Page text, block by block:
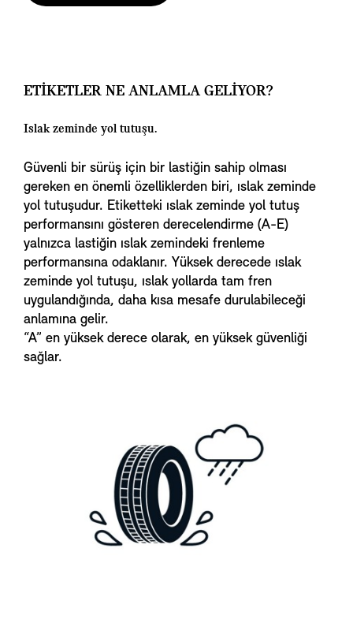
ETİKETLER NE ANLAMLA GELİYOR?
Islak zeminde yol tutuşu.
Güvenli bir sürüş için bir lastiğin sahip olması
gereken en önemli özelliklerden biri, ıslak zeminde
yol tutuşudur. Etiketteki ıslak zeminde yol tutuş
performansını gösteren derecelendirme (A-E)
yalnızca lastiğin ıslak zemindeki frenleme
performansına odaklanır. Yüksek derecede ıslak
zeminde yol tutuşu, ıslak yollarda tam fren
uygulandığında, daha kısa mesafe durulabileceği
anlamına gelir.
“A” en yüksek derece olarak, en yüksek güvenliği
sağlar.